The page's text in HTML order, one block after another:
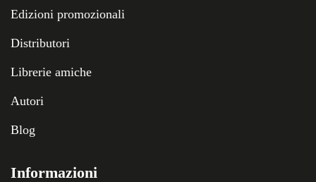
Edizioni promozionali
Distributori
Librerie amiche
Autori
Blog
Informazioni